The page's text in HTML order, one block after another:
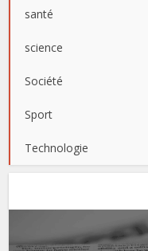
santé
science
Société
Sport
Technologie